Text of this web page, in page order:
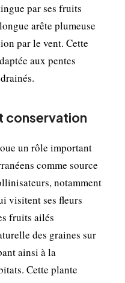
par ses fruits
arête plumeuse
par le vent. Cette
aux pentes
conservation
un rôle important
comme source
notamment
visitent ses fleurs
fruits ailés
des graines sur
ainsi à la
Cette plante